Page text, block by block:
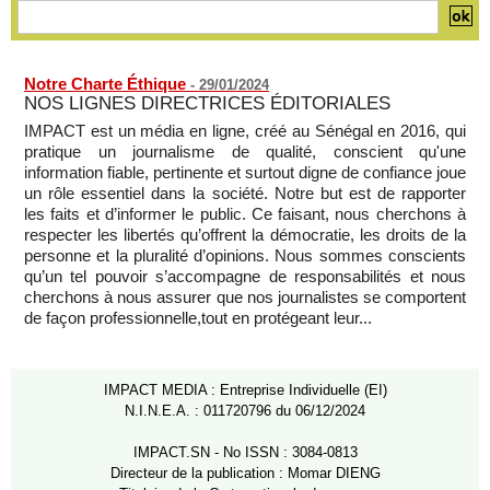
08/08/2026 -MOMO ALADJI
Notre Charte Éthique - 29/01/2024
NOS LIGNES DIRECTRICES ÉDITORIALES
IMPACT est un média en ligne, créé au Sénégal en 2016, qui
pratique un journalisme de qualité, conscient qu'une
information fiable, pertinente et surtout digne de confiance joue
un rôle essentiel dans la société. Notre but est de rapporter
les faits et d’informer le public. Ce faisant, nous cherchons à
respecter les libertés qu’offrent la démocratie, les droits de la
personne et la pluralité d’opinions. Nous sommes conscients
qu’un tel pouvoir s’accompagne de responsabilités et nous
cherchons à nous assurer que nos journalistes se comportent
de façon professionnelle,tout en protégeant leur...
IMPACT MEDIA : Entreprise Individuelle (EI)
N.I.N.E.A. : 011720796 du 06/12/2024
IMPACT.SN - No ISSN : 3084-0813
Directeur de la publication : Momar DIENG